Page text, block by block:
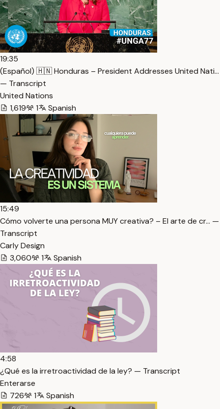
19:35
(Español) 🇭🇳 Honduras – President Addresses United Nati…
— Transcript
United Nations
1,619
1 Spanish
15:49
Cómo volverte una persona MUY creativa? – El arte de cr… —
Transcript
Carly Design
3,060
1 Spanish
4:58
¿Qué es la irretroactividad de la ley? — Transcript
Enterarse
726
1 Spanish